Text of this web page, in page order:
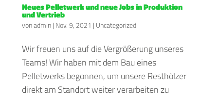
Neues Pelletwerk und neue Jobs in Produktion
und Vertrieb
vonadmin| Nov. 9, 2021 | Uncategorized
Wir freuen uns auf die Vergrößerung unseres
Teams! Wir haben mit dem Bau eines
Pelletwerks begonnen, um unsere Resthölzer
direkt am Standort weiter verarbeiten zu